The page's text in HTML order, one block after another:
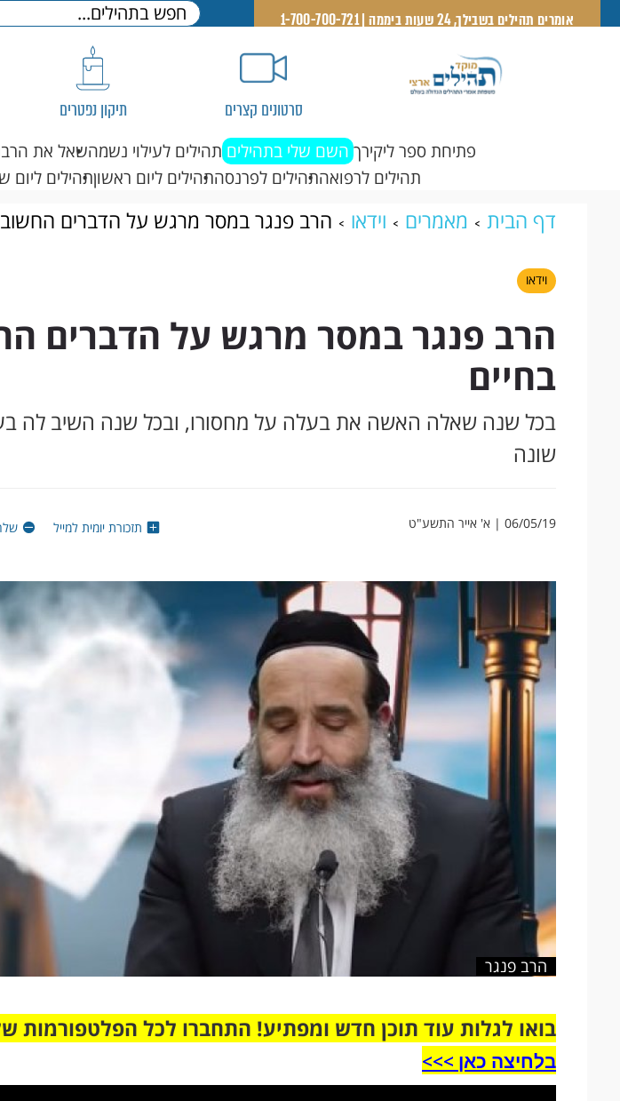
אומרים תהילים בשבילך, 24 שעות ביממה | 1-700-700-721
סרטונים קצרים תיקון נפטרים
פתיחת ספר ליקירך השם שלי בתהילים תהילים לעילוי נשמהשאל את הרב
תהילים לרפואהתהילים לפרנסהתהילים ליום ראשוןתהילים ליום
דף הבית מאמרים וידאו הרב פנגר במסר מרגש על הדברים
וידאו
הרב פנגר במסר מרגש על הדברים
בחיים
בכל שנה שאלה האשה את בעלה על מחסורו, ובכל שנה השיב לה
שונה
06/05/19 | א' אייר התשע"ט תזכורת יומית למייל
הרב פנגר
בואו לגלות עוד תוכן חדש ומפתיע! התחברו לכל הפלטפורמות
בלחיצה כאן >>>​